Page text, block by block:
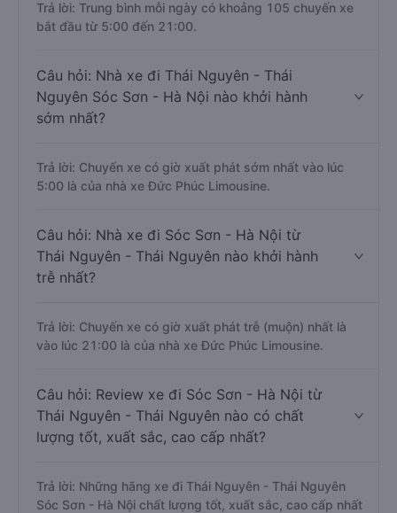
Trả lời: Trung bình mỗi ngày có khoảng 105 chuyến xe
bắt đầu từ 5:00 đến 21:00.
Câu hỏi: Nhà xe đi Thái Nguyên - Thái
Nguyên Sóc Sơn - Hà Nội nào khởi hành
sớm nhất?
Trả lời: Chuyến xe có giờ xuất phát sớm nhất vào lúc
5:00 là của nhà xe Đức Phúc Limousine.
Câu hỏi: Nhà xe đi Sóc Sơn - Hà Nội từ
Thái Nguyên - Thái Nguyên nào khởi hành
trễ nhất?
Trả lời: Chuyến xe có giờ xuất phát trễ (muộn) nhất là
vào lúc 21:00 là của nhà xe Đức Phúc Limousine.
Câu hỏi: Review xe đi Sóc Sơn - Hà Nội từ
Thái Nguyên - Thái Nguyên nào có chất
lượng tốt, xuất sắc, cao cấp nhất?
Trả lời: Những hãng xe đi Thái Nguyên - Thái Nguyên
Sóc Sơn - Hà Nội chất lượng tốt, xuất sắc, cao cấp nhất